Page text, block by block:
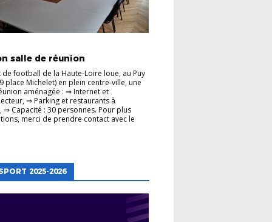
salle de réunion
de football de la Haute-Loire loue, au Puy
place Michelet) en plein centre-ville, une
aménagée : ⇒ Internet et
⇒ Parking et restaurants à
⇒ Capacité : 30 personnes. Pour plus
merci de prendre contact avec le
2025-2026